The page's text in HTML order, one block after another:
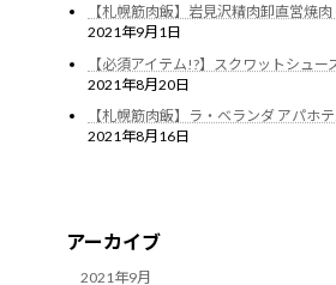
【札幌筋肉飯】岩見沢精肉卸直営焼
2021年9月1日
【必須アイテム!?】スクワットシュー
2021年8月20日
【札幌筋肉飯】ラ・ベランダ アパホ
2021年8月16日
アーカイブ
2021年9月